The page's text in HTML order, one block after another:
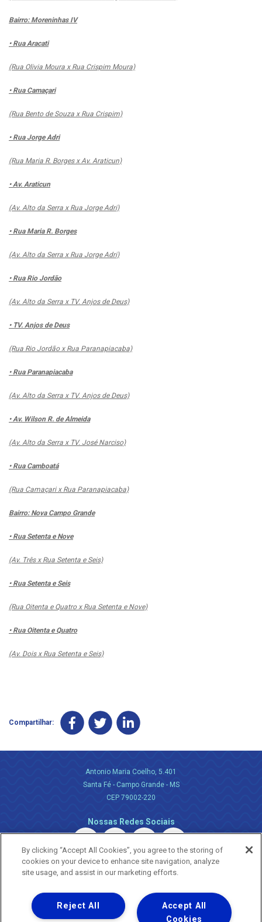
Bairro: Moreninhas IV
• Rua Aracati
(Rua Olivia Moura x Rua Crispim Moura)
• Rua Camaçari
(Rua Bento de Souza x Rua Crispim)
• Rua Jorge Adri
(Rua Maria R. Borges x Av. Araticun)
• Av. Araticun
(Av. Alto da Serra x Rua Jorge Adri)
• Rua Maria R. Borges
(Av. Alto da Serra x Rua Jorge Adri)
• Rua Rio Jordão
(Av. Alto da Serra x TV. Anjos de Deus)
• TV. Anjos de Deus
(Rua Rio Jordão x Rua Paranapiacaba)
• Rua Paranapiacaba
(Av. Alto da Serra x TV. Anjos de Deus)
• Av. Wilson R. de Almeida
(Av. Alto da Serra x TV. José Narciso)
• Rua Camboatá
(Rua Camaçari x Rua Paranapiacaba)
Bairro: Nova Campo Grande
• Rua Setenta e Nove
(Av. Três x Rua Setenta e Seis)
• Rua Setenta e Seis
(Rua Oitenta e Quatro x Rua Setenta e Nove)
• Rua Oitenta e Quatro
(Av. Dois x Rua Setenta e Seis)
Compartilhar:
Antonio Maria Coelho, 5.401
Santa Fé - Campo Grande - MS
CEP 79002-220
Nossas Redes Sociais
Uma empresa
Copyright ® 2026 - Todos os Direitos Reservados.
By clicking “Accept All Cookies”, you agree to the storing of
cookies on your device to enhance site navigation, analyze
site usage, and assist in our marketing efforts.
Accept All
Cookies
Reject All